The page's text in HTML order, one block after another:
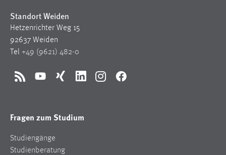
Standort Weiden
Hetzenrichter Weg 15
92637 Weiden
Tel +49 (9621) 482-0
RSS YouTubeXing LinkedInInstagramFacebook
Fragen zum Studium
Studiengänge
Studienberatung